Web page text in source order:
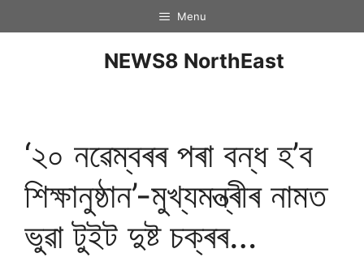
Menu
NEWS8 NorthEast
‘২০ নৱেম্বৰৰ পৰা বন্ধ হ’ব
শিক্ষানুষ্ঠান’-মুখ্যমন্ত্ৰীৰ নামত
ভুৱা টুইট দুষ্ট চক্ৰৰ…